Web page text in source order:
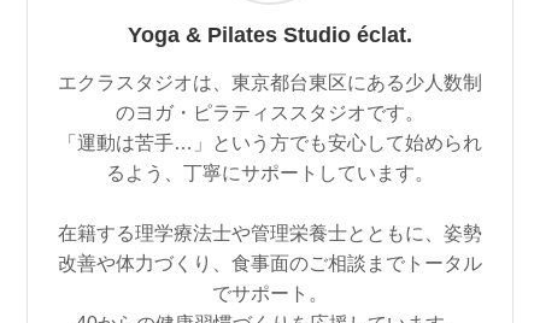
Yoga & Pilates Studio éclat.
エクラスタジオは、東京都台東区にある少人数制
のヨガ・ピラティススタジオです。
「運動は苦手…」という方でも安心して始められ
るよう、丁寧にサポートしています。
在籍する理学療法士や管理栄養士とともに、姿勢
改善や体力づくり、食事面のご相談までトータル
でサポート。